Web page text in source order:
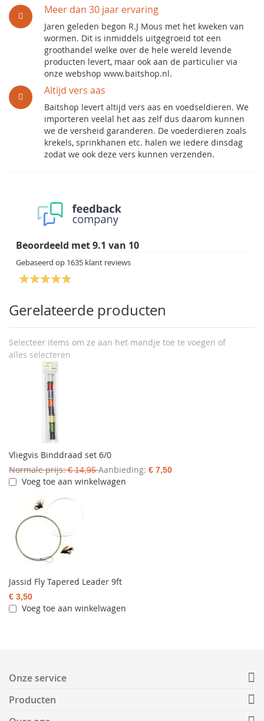
Meer dan 30 jaar ervaring
Jaren geleden begon R.J Mous met het kweken van
wormen. Dit is inmiddels uitgegroeid tot een
groothandel welke over de hele wereld levende
producten levert, maar ook aan de particulier via
onze webshop www.baitshop.nl.
Altijd vers aas
Baitshop levert altijd vers aas en voedseldieren. We
importeren veelal het aas zelf dus daarom kunnen
we de versheid garanderen. De voederdieren zoals
krekels, sprinkhanen etc. halen we iedere dinsdag
zodat we ook deze vers kunnen verzenden.
Beoordeeld met9.1 van 10
Gebaseerd op 1635 klant reviews
Gerelateerde producten
Selecteer items om ze aan het mandje toe te voegen of
alles selecteren
Vliegvis Binddraad set 6/0
Normale prijs € 14,95 Aanbieding € 7,50
Voeg toe aan winkelwagen
Jassid Fly Tapered Leader 9ft
€ 3,50
Voeg toe aan winkelwagen
Onze service
Producten